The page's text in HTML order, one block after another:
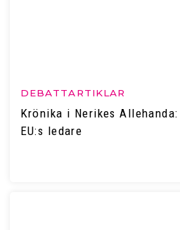
DEBATTARTIKLAR
Krönika i Nerikes
EU:s ledare